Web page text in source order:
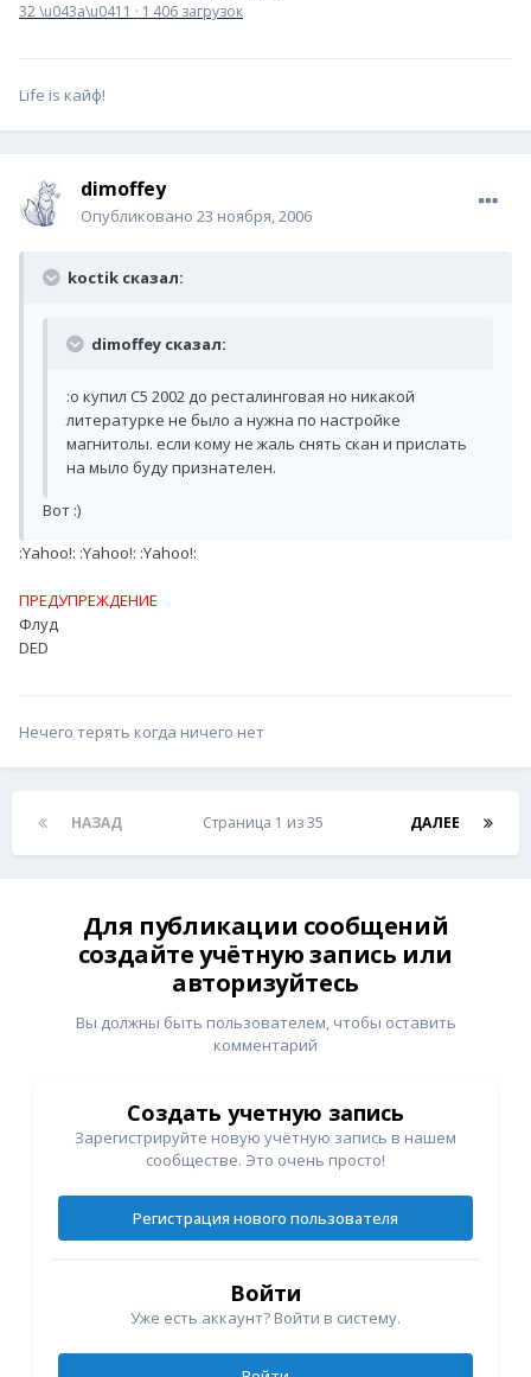
32 \u043a\u0411 · 1 406 загрузок
Life is кайф!
dimoffey
Опубликовано 23 ноября, 2006
koctik сказал:
dimoffey сказал:
:o купил С5 2002 до ресталинговая но никакой
литературке не было а нужна по настройке
магнитолы. если кому не жаль снять скан и прислать
на мыло буду признателен.
Вот :)
:Yahoo!: :Yahoo!: :Yahoo!:
ПРЕДУПРЕЖДЕНИЕ
Флуд
DED
Нечего терять когда ничего нет
НАЗАД ДАЛЕЕ
Страница 1 из 35
Для публикации сообщений
создайте учётную запись или
авторизуйтесь
Вы должны быть пользователем, чтобы оставить
комментарий
Создать учетную запись
Зарегистрируйте новую учётную запись в нашем
сообществе. Это очень просто!
Регистрация нового пользователя
Войти
Уже есть аккаунт? Войти в систему.